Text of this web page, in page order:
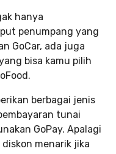
hanya
penumpang yang
GoCar, ada juga
bisa kamu pilih
berbagai jenis
tunai
GoPay. Apalagi
menarik jika